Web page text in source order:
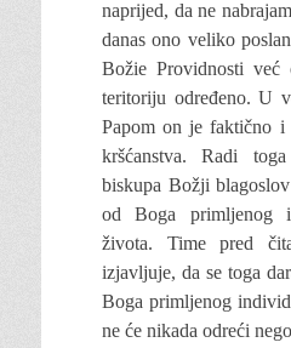
naprijed, da ne
danas ono veliko
Božie Providnosti već
teritoriju određeno. U
Papom on je faktično i
kršćanstva. Radi
biskupa Božji
od Boga primljenog
života. Time pred
izjavljuje, da se toga
Boga primljenog
ne će nikada odreći